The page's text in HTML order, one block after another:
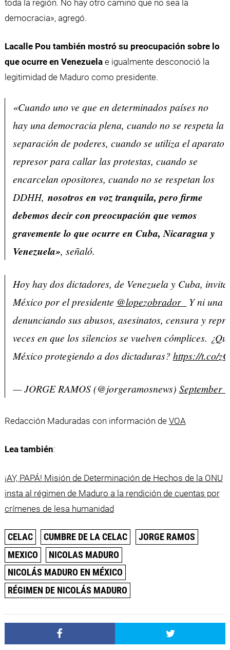
toda la región. No hay otro camino que no sea la
democracia», agregó.
Lacalle Pou también mostró su preocupación sobre lo
que ocurre en Venezuelae igualmente desconoció la
legitimidad de Maduro como presidente.
«Cuando uno ve que en determinados países no
hay una democracia plena, cuando no se respeta la
separación de poderes, cuando se utiliza el aparato
represor para callar las protestas, cuando se
encarcelan opositores, cuando no se respetan los
DDHH, nosotros en voz tranquila, pero firme
debemos decir con preocupación que vemos
gravemente lo que ocurre en Cuba, Nicaragua y
Venezuela», señaló.
Hoy hay dos dictadores, de Venezuela y Cuba,
México por el presidente @lopezobrador_
Y ni una
denunciando sus abusos, asesinatos, censura y
veces en que los silencios se vuelven cómplices.
México protegiendo a dos dictaduras?https://t.co/
— JORGE RAMOS (@jorgeramosnews) September
Redacción Maduradas con información de VOA
Lea también:
¡AY, PAPÁ! Misión de Determinación de Hechos de la ONU
insta al régimen de Maduro a la rendición de cuentas por
crímenes de lesa humanidad
CELAC CUMBRE DE LA CELAC
JORGE RAMOS
MEXICO
NICOLAS MADURO
NICOLÁS MADURO EN MÉXICO
RÉGIMEN DE NICOLÁS MADURO